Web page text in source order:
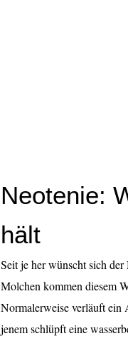
Neotenie:
hält
Seit je her wünscht sich
Molchen kommen diesem
Normalerweise verläuft ein
jenem schlüpft eine